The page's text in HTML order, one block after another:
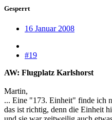
Gesperrt
16 Januar 2008
#19
AW: Flugplatz Karlshorst
Martin,
... Eine "173. Einheit" finde ich
das ist richtig, denn die Einheit